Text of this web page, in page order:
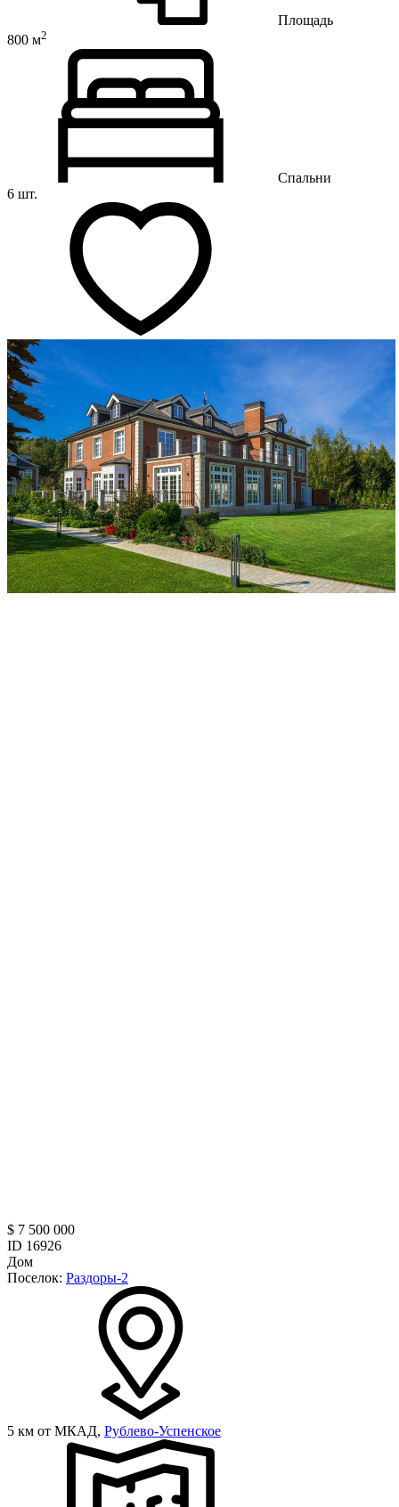
Площадь
800 м2
Спальни
6 шт.
$ 7 500 000
ID 16926
Дом
Поселок: Раздоры-2
5 км от МКАД, Рублево-Успенское